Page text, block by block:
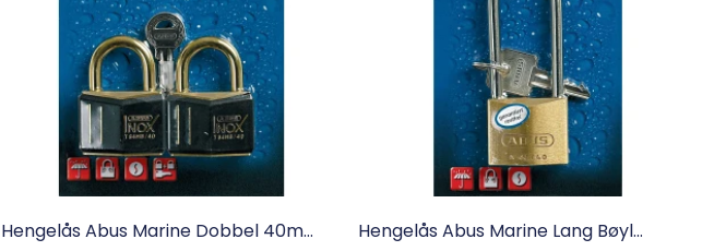
Hengelås Abus Marine Dobbel 40m... Hengelås Abus Marine Lang Bøyl...